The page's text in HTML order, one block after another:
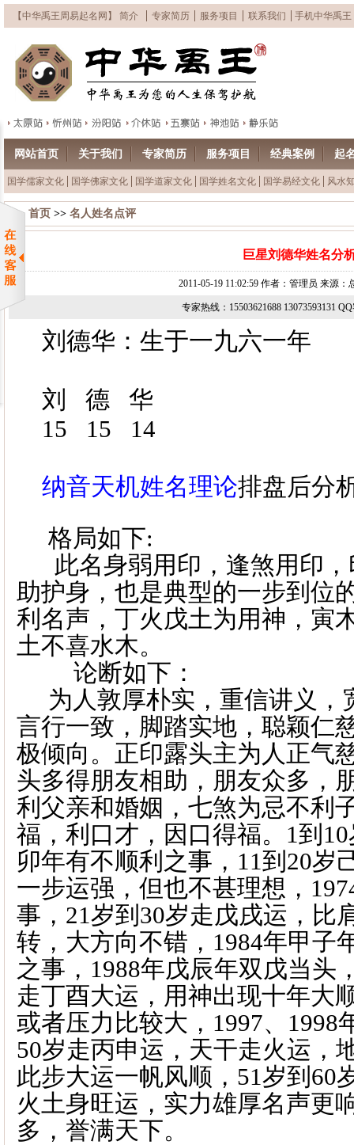
【中华禹王周易起名网】 简介 专家简历 服务项目 联系我们 手机中华禹王
网站首页 关于我们 专家简历 服务项目 经典案例 起
国学儒家文化 国学佛家文化 国学道家文化 国学姓名文化 国学易经文化 风水
首页>> 名人姓名点评
巨星刘德华姓名分
2011-05-19 11:02:59 作者：管理员 来源：
专家热线：15503621688 13073593131
刘德华：生于一九六一年
刘 德
华
15 15
14
纳音天机姓名理论排盘后分
格局如下:
此名身弱用印，逢煞用印
助护身，也是典型的一步到位
利名声，丁火戊土为用神，寅
土不喜水木。
论断如下：
为人敦厚朴实，重信讲义，
言行一致，脚踏实地，聪颖仁
极倾向。正印露头主为人正气
头多得朋友相助，朋友众多，
利父亲和婚姻，七煞为忌不利
福，利口才，因口得福。 1到 10
卯年有不顺利之事， 11到 20岁
一步运强，但也不甚理想，
事， 21岁到 30岁走戊戌运，比
转，大方向不错， 1984年甲子
之事， 1988年戊辰年双戊当头
走丁酉大运，用神出现十年大
或者压力比较大， 1997、 1998
50岁走丙申运，天干走火运，
此步大运一帆风顺， 51岁到 60
火土身旺运，实力雄厚名声更
多，誉满天下。